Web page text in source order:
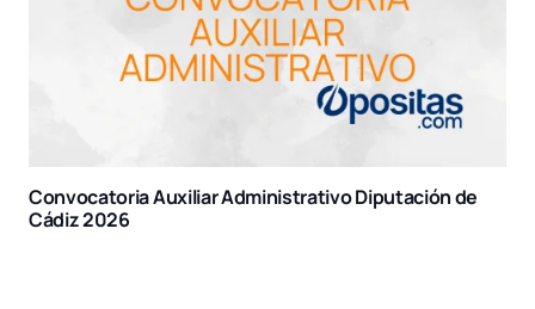
Convocatoria Auxiliar Administrativo Diputación de
Cádiz 2026